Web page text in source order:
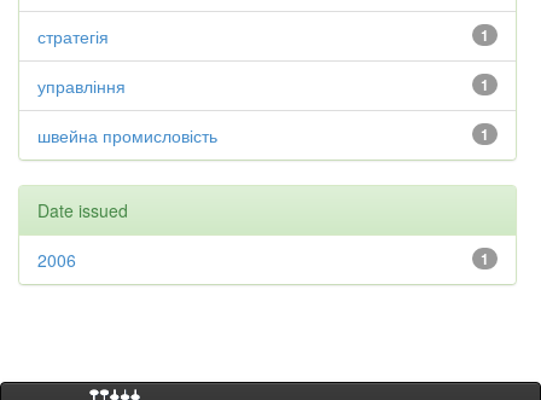
1
стратегія
1
управління
1
швейна промисловість
Date issued
1
2006